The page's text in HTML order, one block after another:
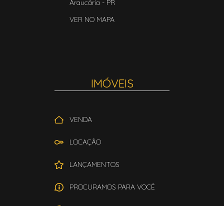
Araucária - PR
VER NO MAPA
IMÓVEIS
VENDA
LOCAÇÃO
LANÇAMENTOS
PROCURAMOS PARA VOCÊ